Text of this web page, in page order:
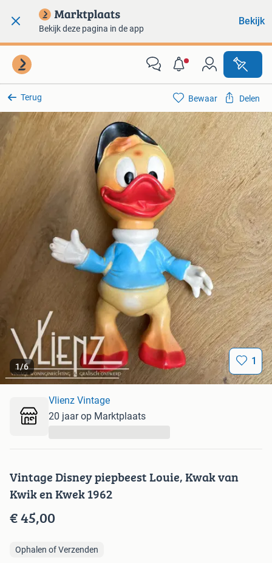
Bekijk deze pagina in de app
Bekijk
Terug
1/6 1
Bewaar Delen
Vintage Disney piepbeest Louie, Kwak van
Kwik en Kwek 1962
€ 45,00
Ophalen of Verzenden
Vlienz Vintage
20 jaar op Marktplaats